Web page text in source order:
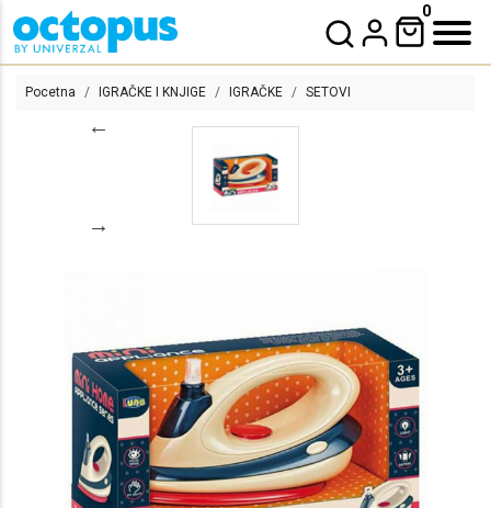
0
Pocetna IGRAČKE I KNJIGE IGRAČKE SETOVI